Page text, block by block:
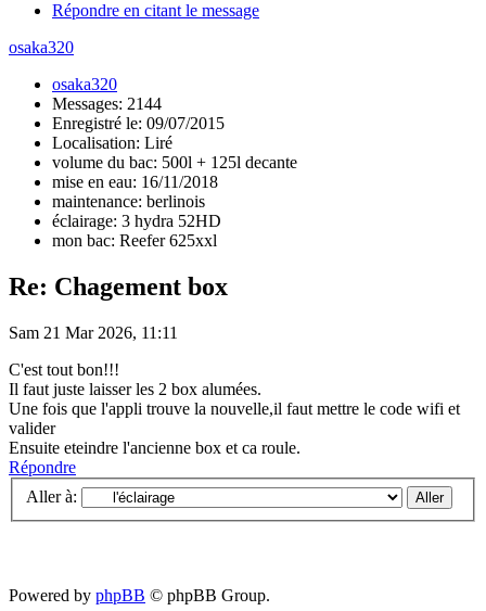
Répondre en citant le message
osaka320
osaka320
Messages: 2144
Enregistré le: 09/07/2015
Localisation: Liré
volume du bac: 500l + 125l decante
mise en eau: 16/11/2018
maintenance: berlinois
éclairage: 3 hydra 52HD
mon bac: Reefer 625xxl
Re: Chagement box
Sam 21 Mar 2026, 11:11
C'est tout bon!!!
Il faut juste laisser les 2 box alumées.
Une fois que l'appli trouve la nouvelle,il faut mettre le code wifi et
valider
Ensuite eteindre l'ancienne box et ca roule.
Répondre
Aller à:
Powered by phpBB © phpBB Group.